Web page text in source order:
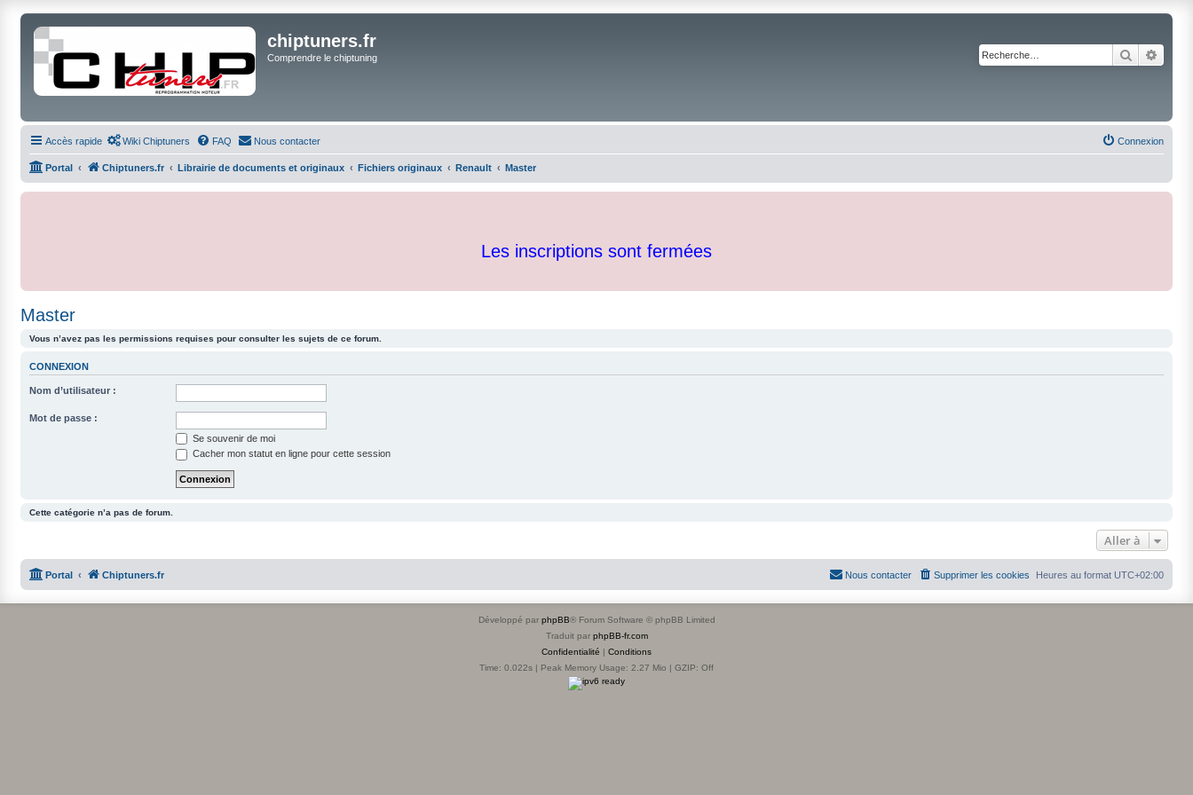
chiptuners.fr
Comprendre le chiptuning Rechercher
Accès rapide Wiki Chiptuners FAQ Nous contacter Connexion
Portal Chiptuners.fr Librairie de documents et originaux Fichiers originaux Renault Master
Les inscriptions sont fermées
Master
Vous n’avez pas les permissions requises pour consulter les sujets de ce forum.
CONNEXION
Nom d’utilisateur :
Mot de passe :
Se souvenir de moi
Cacher mon statut en ligne pour cette session
Cette catégorie n’a pas de forum.
Aller à
Portal Chiptuners.fr Heures au format UTC+02:00
Supprimer les cookies
Nous contacter
Développé par phpBB® Forum Software © phpBB Limited
Traduit par phpBB-fr.com
Confidentialité | Conditions
Time: 0.022s | Peak Memory Usage: 2.27 Mio | GZIP: Off